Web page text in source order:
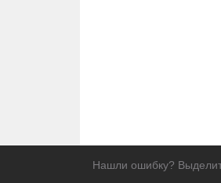
Нашли ошибку?